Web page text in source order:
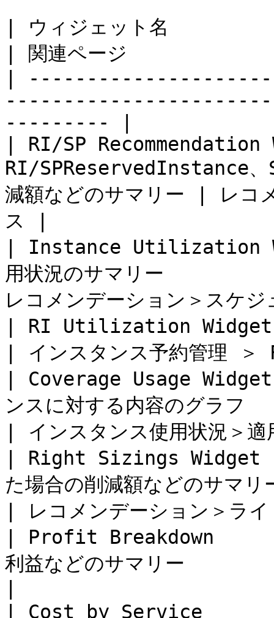
| ウィジェット名
| 関連ページ
|
--------- |
| RI/SP
RI/SPReservedInstance、
減額などのサマリー | レコ
ス |
| Instance Utilization
用状況のサマリー
レコメンデーション＞ス
| RI Utilization Widget
| インスタンス予約管理
| Coverage Usage
ンスに対する内容のグラフ
| インスタンス使用状況
| Right Sizings Widget
た場合の削減額などのサマリ
| レコメンデーション＞
| Profit Breakdown
利益などのサマリ
| Cost by Service